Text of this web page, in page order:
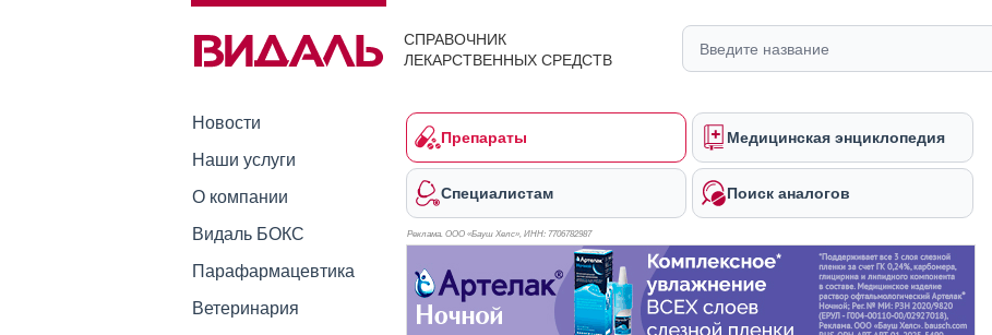
СПРАВОЧНИК
ЛЕКАРСТВЕННЫХ СРЕДСТВ
Новости
Наши услуги
О компании
Видаль БОКС
Парафармацевтика
Ветеринария
Препараты Медицинская энциклопедия
Специалистам Поиск аналогов
Реклама. ООО «Бауш Хелс», ИНН: 7706782987